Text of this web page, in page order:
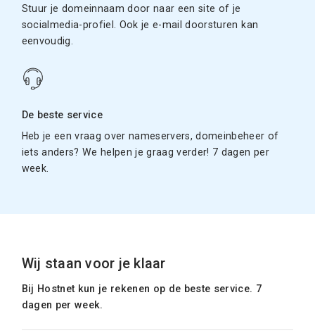
Stuur je domeinnaam door naar een site of je
socialmedia-profiel. Ook je e-mail doorsturen kan
eenvoudig.
De beste service
Heb je een vraag over nameservers, domeinbeheer of
iets anders? We helpen je graag verder! 7 dagen per
week.
Wij staan voor je klaar
Bij Hostnet kun je rekenen op de beste service. 7
dagen per week.